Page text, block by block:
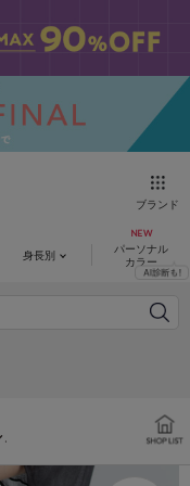
ブランド
身長別
パーソナル
カラー